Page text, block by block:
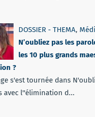
DOSSIER - THEMA,
N’oubliez pas les
les 10 plus grands
?
s'est tournée dans
avec l''élimination d...